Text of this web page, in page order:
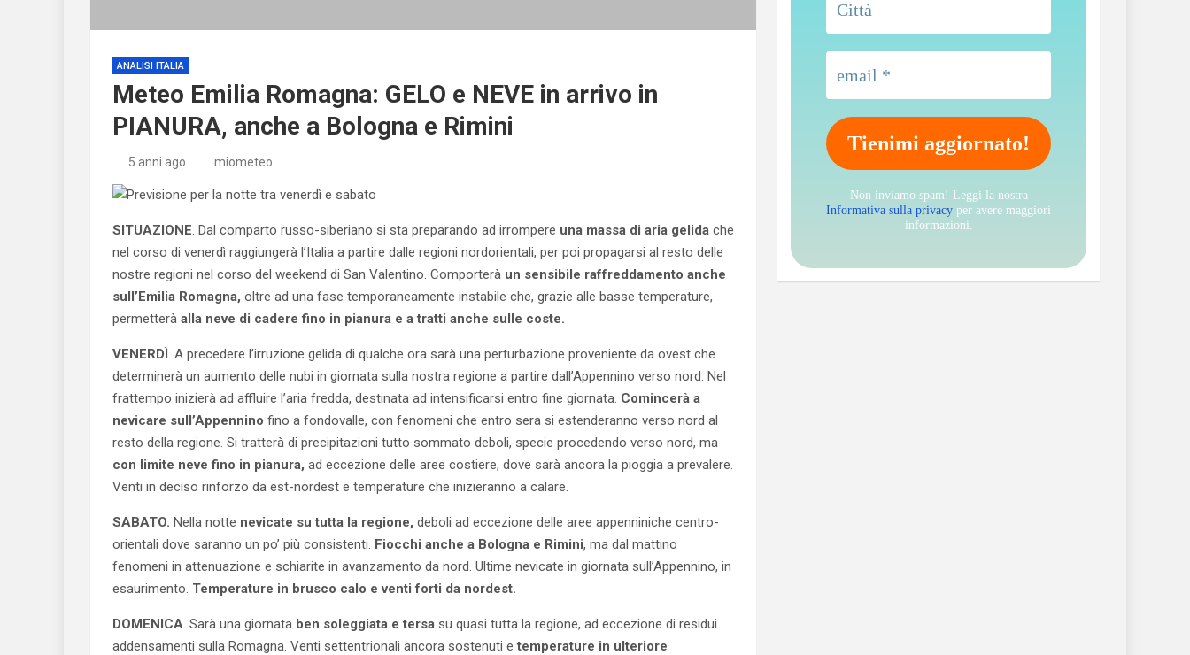
ANALISI ITALIA
Meteo Emilia Romagna: GELO e NEVE in arrivo in
PIANURA, anche a Bologna e Rimini
5 anni ago miometeo
SITUAZIONE. Dal comparto russo-siberiano si sta preparando ad irrompere una massa di aria gelida che
nel corso di venerdì raggiungerà l’Italia a partire dalle regioni nordorientali, per poi propagarsi al resto delle
nostre regioni nel corso del weekend di San Valentino. Comporterà un sensibile raffreddamento anche
sull’Emilia Romagna, oltre ad una fase temporaneamente instabile che, grazie alle basse temperature,
permetterà alla neve di cadere fino in pianura e a tratti anche sulle coste.
VENERDÌ. A precedere l’irruzione gelida di qualche ora sarà una perturbazione proveniente da ovest che
determinerà un aumento delle nubi in giornata sulla nostra regione a partire dall’Appennino verso nord. Nel
frattempo inizierà ad affluire l’aria fredda, destinata ad intensificarsi entro fine giornata. Comincerà a
nevicare sull’Appennino fino a fondovalle, con fenomeni che entro sera si estenderanno verso nord al
resto della regione. Si tratterà di precipitazioni tutto sommato deboli, specie procedendo verso nord, ma
con limite neve fino in pianura, ad eccezione delle aree costiere, dove sarà ancora la pioggia a prevalere.
Venti in deciso rinforzo da est-nordest e temperature che inizieranno a calare.
SABATO. Nella notte nevicate su tutta la regione, deboli ad eccezione delle aree appenniniche centro-
orientali dove saranno un po’ più consistenti. Fiocchi anche a Bologna e Rimini, ma dal mattino
fenomeni in attenuazione e schiarite in avanzamento da nord. Ultime nevicate in giornata sull’Appennino, in
esaurimento. Temperature in brusco calo e venti forti da nordest.
DOMENICA. Sarà una giornata ben soleggiata e tersa su quasi tutta la regione, ad eccezione di residui
addensamenti sulla Romagna. Venti settentrionali ancora sostenuti etemperature in ulteriore
Non inviamo spam! Leggi la nostra
Informativa sulla privacy per avere maggiori
informazioni.